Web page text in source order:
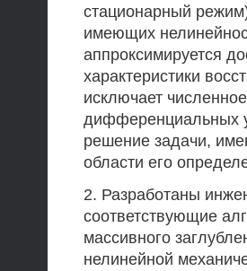
стационарный
имеющих
аппроксимируется
характеристики
исключает
дифференциальных
решение задачи,
области его
2. Разработаны
соответствующие
массивного
нелинейной